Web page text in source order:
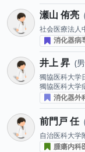
瀬山 侑亮
社会医療法人
消化器病
井上 昇
獨協医科大学
獨協医科大学
消化器外
前門戸 任
自治医科大学
腫瘍内科